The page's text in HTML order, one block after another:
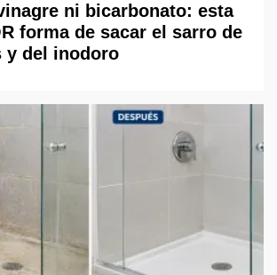
ni bicarbonato: esta
forma de sacar el sarro de
y del inodoro